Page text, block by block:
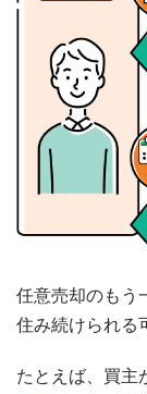
任意売却のもう
住み続けられる
たとえば、買主